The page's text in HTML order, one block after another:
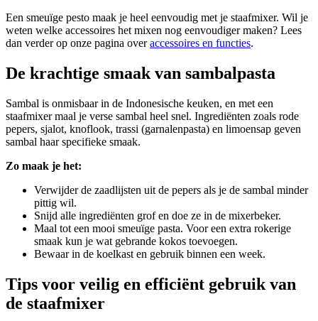
Een smeuïge pesto maak je heel eenvoudig met je staafmixer. Wil je
weten welke accessoires het mixen nog eenvoudiger maken? Lees
dan verder op onze pagina overaccessoires en functies.
De krachtige smaak van sambalpasta
Sambal is onmisbaar in de Indonesische keuken, en met een
staafmixer maal je verse sambal heel snel. Ingrediënten zoals rode
pepers, sjalot, knoflook, trassi (garnalenpasta) en limoensap geven
sambal haar specifieke smaak.
Zo maak je het:
Verwijder de zaadlijsten uit de pepers als je de sambal minder
pittig wil.
Snijd alle ingrediënten grof en doe ze in de mixerbeker.
Maal tot een mooi smeuïge pasta. Voor een extra rokerige
smaak kun je wat gebrande kokos toevoegen.
Bewaar in de koelkast en gebruik binnen een week.
Tips voor veilig en efficiënt gebruik van
de staafmixer